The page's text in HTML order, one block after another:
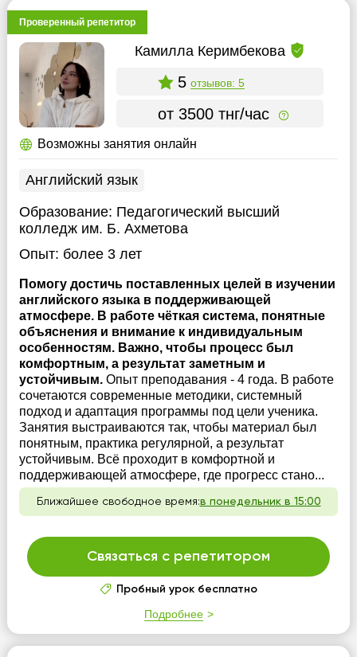
Проверенный репетитор
Камилла Керимбекова
5 отзывов: 5
от 3500 тнг/час
Возможны занятия онлайн
Английский язык
Образование: Педагогический высший
колледж им. Б. Ахметова
Опыт: более 3 лет
Помогу достичь поставленных целей в изучении
английского языка в поддерживающей
атмосфере. В работе чёткая система, понятные
объяснения и внимание к индивидуальным
особенностям. Важно, чтобы процесс был
комфортным, а результат заметным и
устойчивым. Опыт преподавания - 4 года. В работе
сочетаются современные методики, системный
подход и адаптация программы под цели ученика.
Занятия выстраиваются так, чтобы материал был
понятным, практика регулярной, а результат
устойчивым. Всё проходит в комфортной и
поддерживающей атмосфере, где прогресс стано...
Ближайшее свободное время:в понедельник в 15:00
Связаться с репетитором
Пробный урок бесплатно
Подробнее